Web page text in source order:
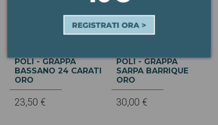
POLI - GRAPPA
BASSANO 24 CARATI
ORO
23,50 €
POLI - GRAPPA
SARPA BARRIQUE
ORO
30,00 €